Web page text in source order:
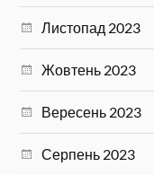
Листопад 2023
Жовтень 2023
Вересень 2023
Серпень 2023